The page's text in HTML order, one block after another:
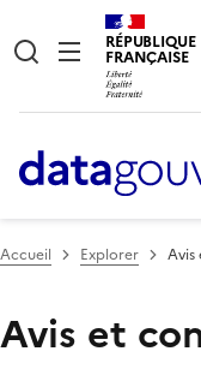
RÉPUBLIQUE
FRANÇAISE
Accueil Explorer Avis
Avis et